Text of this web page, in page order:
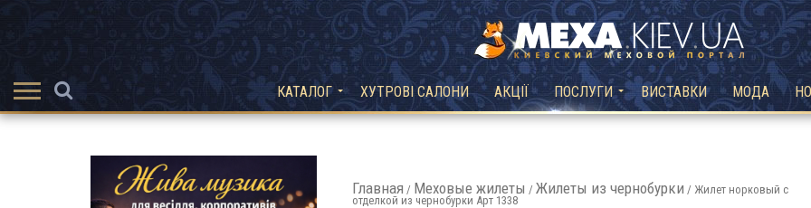
КАТАЛОГ ХУТРОВІ САЛОНИ АКЦІЇ ПОСЛУГИ ВИСТАВКИ МОДА
Главная / Меховые жилеты / Жилеты из чернобурки / Жилет норковый с
отделкой из чернобурки Арт 1338